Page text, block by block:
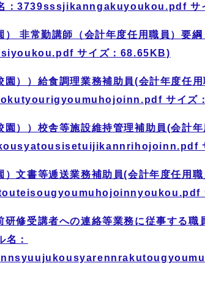
名：3739sssjikanngakuyoukou.pdf サ
） 非常勤講師（会計年度任用職員）要綱
サイズ：68.65KB)
園））給食調理業務補助員(会計年度任
サイズ
園））校舎等施設維持管理補助員(会計
）文書等逓送業務補助員(会計年度任用
研修受講者への連絡等業務に従事する職
名：